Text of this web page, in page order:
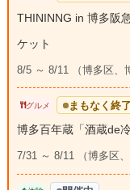
THININNG in 博多阪
ケット
8/5 ～ 8/11 （博多区、
グルメ まもなく終了
博多百年蔵「酒蔵de
7/31 ～ 8/11 （博多区、